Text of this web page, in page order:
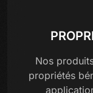
Nos
propriétés